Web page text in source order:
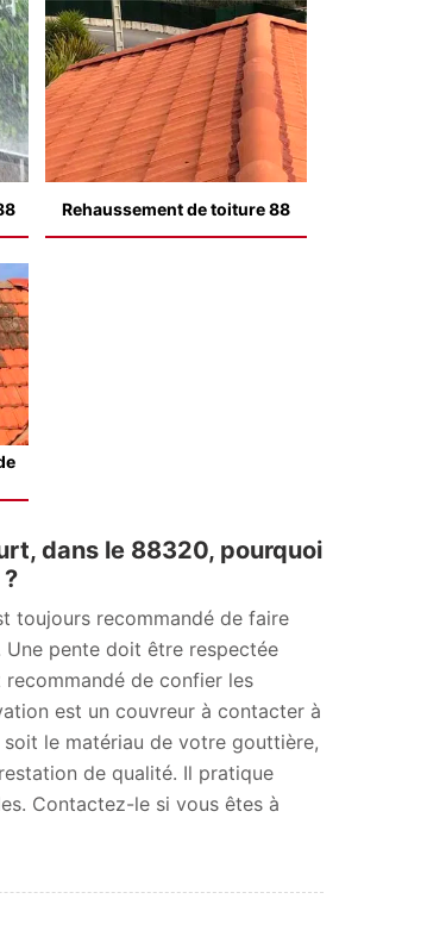
Rehaussement de toiture 88
dans le 88320, pourquoi
toujours recommandé de faire
pente doit être respectée
recommandé de confier les
est un couvreur à contacter à
le matériau de votre gouttière,
de qualité. Il pratique
Contactez-le si vous êtes à